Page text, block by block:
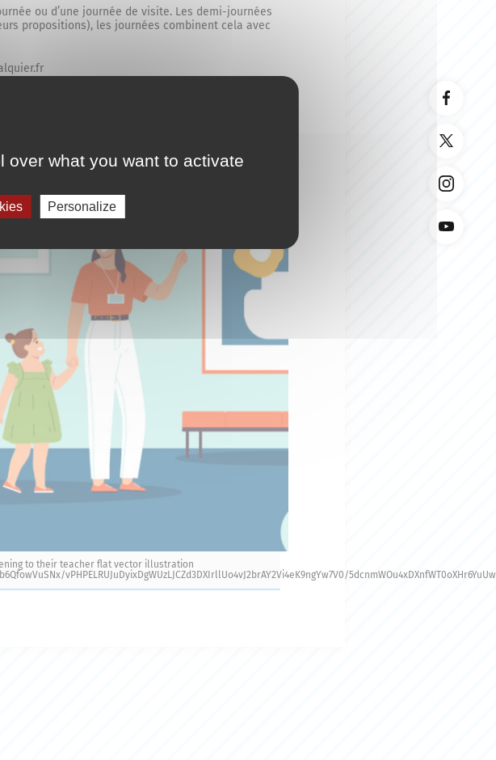
ou d’une journée de visite. Les demi-journées
propositions), les journées combinent cela avec
to their teacher flat vector illustration
vPHPELRUJuDyixDgWUzLJCZd3DXIrllUo4vJ2brAY2Vi4eK9ngYw7V0/
what you want to activate
Personalize